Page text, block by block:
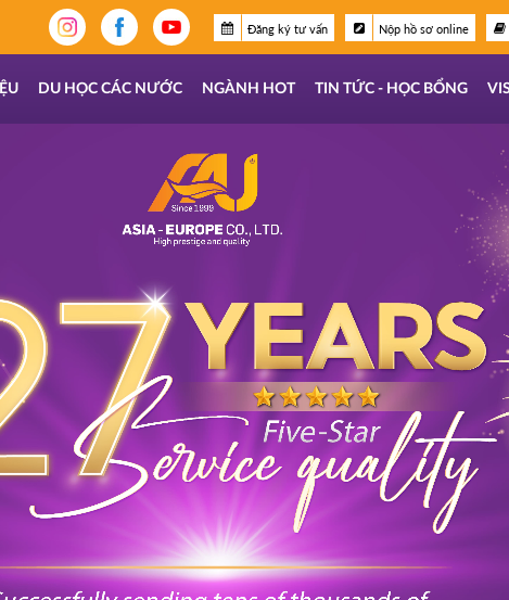
Đăng ký tư vấn Nộp hồ sơ online
DU HỌC CÁC NƯỚC NGÀNH HOT TIN TỨC - HỌC BỔNG